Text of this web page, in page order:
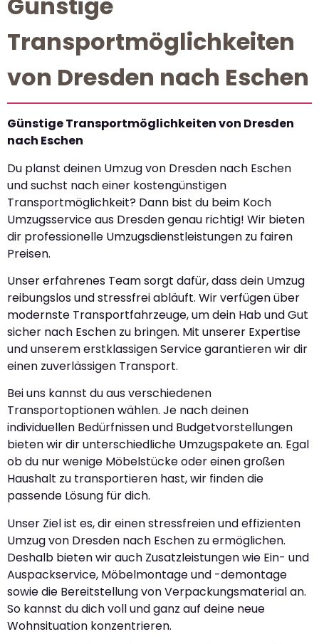
Transportmöglichkeiten
von Dresden nach Eschen
Günstige Transportmöglichkeiten von Dresden
nach Eschen
Du planst deinen Umzug von Dresden nach Eschen
und suchst nach einer kostengünstigen
Transportmöglichkeit? Dann bist du beim Koch
Umzugsservice aus Dresden genau richtig! Wir bieten
dir professionelle Umzugsdienstleistungen zu fairen
Preisen.
Unser erfahrenes Team sorgt dafür, dass dein Umzug
reibungslos und stressfrei abläuft. Wir verfügen über
modernste Transportfahrzeuge, um dein Hab und Gut
sicher nach Eschen zu bringen. Mit unserer Expertise
und unserem erstklassigen Service garantieren wir dir
einen zuverlässigen Transport.
Bei uns kannst du aus verschiedenen
Transportoptionen wählen. Je nach deinen
individuellen Bedürfnissen und Budgetvorstellungen
bieten wir dir unterschiedliche Umzugspakete an. Egal
ob du nur wenige Möbelstücke oder einen großen
Haushalt zu transportieren hast, wir finden die
passende Lösung für dich.
Unser Ziel ist es, dir einen stressfreien und effizienten
Umzug von Dresden nach Eschen zu ermöglichen.
Deshalb bieten wir auch Zusatzleistungen wie Ein- und
Auspackservice, Möbelmontage und -demontage
sowie die Bereitstellung von Verpackungsmaterial an.
So kannst du dich voll und ganz auf deine neue
Wohnsituation konzentrieren.